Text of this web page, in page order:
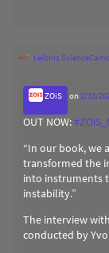
Leibniz
ZOiS on2/13/
OUT NOW:#
“In our book, we
transformed the
into instruments
instability.”
The interview
conducted by